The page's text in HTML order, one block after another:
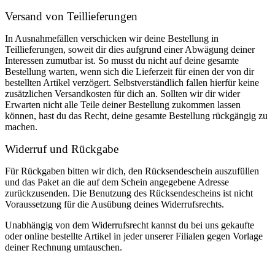
Versand von Teillieferungen
In Ausnahmefällen verschicken wir deine Bestellung in
Teillieferungen, soweit dir dies aufgrund einer Abwägung deiner
Interessen zumutbar ist. So musst du nicht auf deine gesamte
Bestellung warten, wenn sich die Lieferzeit für einen der von dir
bestellten Artikel verzögert. Selbstverständlich fallen hierfür keine
zusätzlichen Versandkosten für dich an. Sollten wir dir wider
Erwarten nicht alle Teile deiner Bestellung zukommen lassen
können, hast du das Recht, deine gesamte Bestellung rückgängig zu
machen.
Widerruf und Rückgabe
Für Rückgaben bitten wir dich, den Rücksendeschein auszufüllen
und das Paket an die auf dem Schein angegebene Adresse
zurückzusenden. Die Benutzung des Rücksendescheins ist nicht
Voraussetzung für die Ausübung deines Widerrufsrechts.
Unabhängig von dem Widerrufsrecht kannst du bei uns gekaufte
oder online bestellte Artikel in jeder unserer Filialen gegen Vorlage
deiner Rechnung umtauschen.